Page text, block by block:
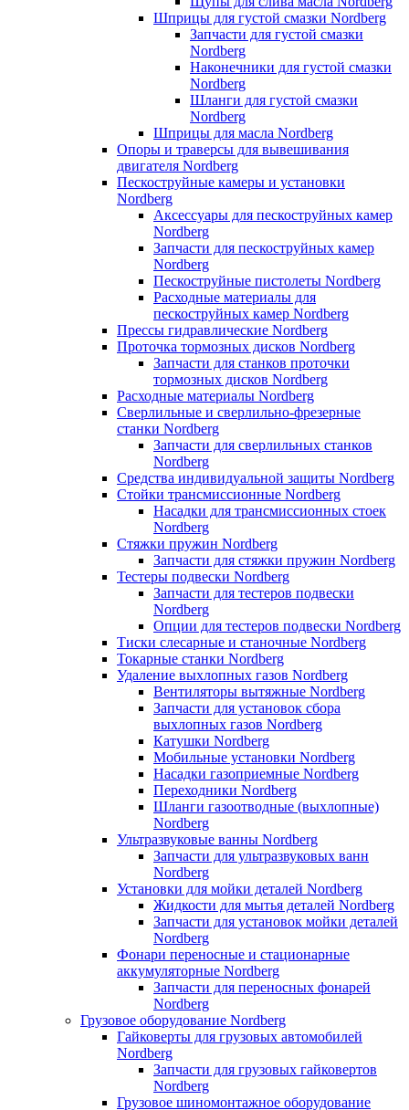
Шприцы для густой смазки Nordberg
Запчасти для густой смазки
Nordberg
Наконечники для густой смазки
Nordberg
Шланги для густой смазки
Nordberg
Шприцы для масла Nordberg
Опоры и траверсы для вывешивания
двигателя Nordberg
Пескоструйные камеры и установки
Nordberg
Аксессуары для пескоструйных камер
Nordberg
Запчасти для пескоструйных камер
Nordberg
Пескоструйные пистолеты Nordberg
Расходные материалы для
пескоструйных камер Nordberg
Прессы гидравлические Nordberg
Проточка тормозных дисков Nordberg
Запчасти для станков проточки
тормозных дисков Nordberg
Расходные материалы Nordberg
Сверлильные и сверлильно-фрезерные
станки Nordberg
Запчасти для сверлильных станков
Nordberg
Средства индивидуальной защиты Nordberg
Стойки трансмиссионные Nordberg
Насадки для трансмиссионных стоек
Nordberg
Стяжки пружин Nordberg
Запчасти для стяжки пружин Nordberg
Тестеры подвески Nordberg
Запчасти для тестеров подвески
Nordberg
Опции для тестеров подвески Nordberg
Тиски слесарные и станочные Nordberg
Токарные станки Nordberg
Удаление выхлопных газов Nordberg
Вентиляторы вытяжные Nordberg
Запчасти для установок сбора
выхлопных газов Nordberg
Катушки Nordberg
Мобильные установки Nordberg
Насадки газоприемные Nordberg
Переходники Nordberg
Шланги газоотводные (выхлопные)
Nordberg
Ультразвуковые ванны Nordberg
Запчасти для ультразвуковых ванн
Nordberg
Установки для мойки деталей Nordberg
Жидкости для мытья деталей Nordberg
Запчасти для установок мойки деталей
Nordberg
Фонари переносные и стационарные
аккумуляторные Nordberg
Запчасти для переносных фонарей
Nordberg
Грузовое оборудование Nordberg
Гайковерты для грузовых автомобилей
Nordberg
Запчасти для грузовых гайковертов
Nordberg
Грузовое шиномонтажное оборудование